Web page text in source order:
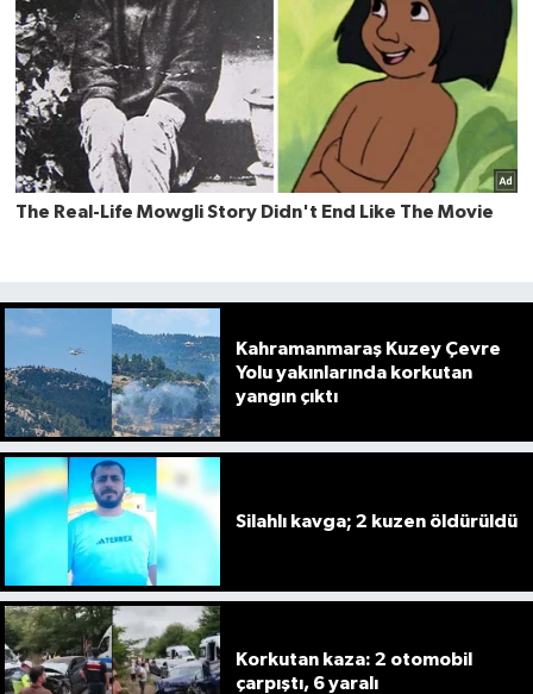
Kahramanmaraş Kuzey Çevre
Yolu yakınlarında korkutan
yangın çıktı
Silahlı kavga; 2 kuzen öldürüldü
Korkutan kaza: 2 otomobil
çarpıştı, 6 yaralı